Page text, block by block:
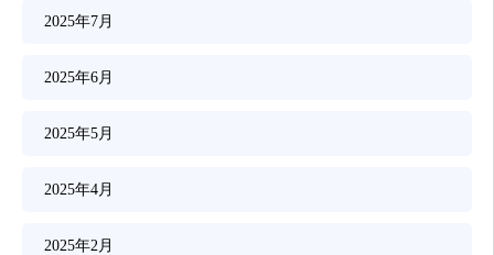
2025年7月
2025年6月
2025年5月
2025年4月
2025年2月